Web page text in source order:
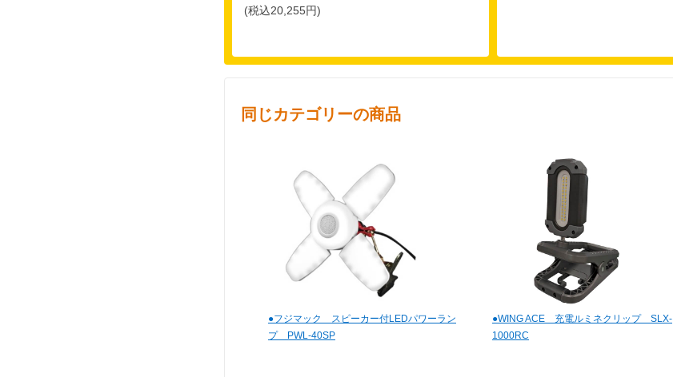
(税込20,255円)
同じカテゴリーの商品
●フジマック スピーカー付LEDパワーラン
プ PWL-40SP
●WING ACE 充電ルミネクリップ SLX-
1000RC